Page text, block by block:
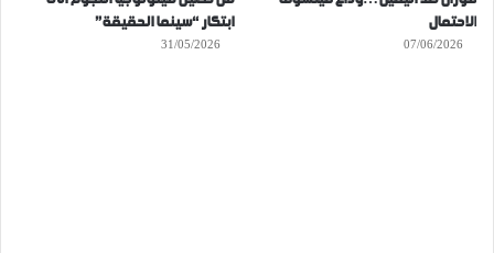
الاحتمال
07/06/2026
ابتكار “سينما الحقيقة”
31/05/2026